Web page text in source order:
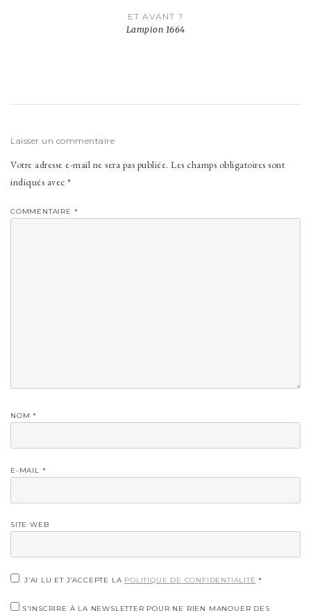
ET AVANT ?
Lampion 1664
Laisser un commentaire
Votre adresse e-mail ne sera pas publiée. Les champs obligatoires sont
indiqués avec *
COMMENTAIRE *
NOM *
E-MAIL *
SITE WEB
J’AI LU ET J’ACCEPTE LA POLITIQUE DE CONFIDENTIALITÉ *
S'INSCRIRE À LA NEWSLETTER POUR NE RIEN MANQUER DES